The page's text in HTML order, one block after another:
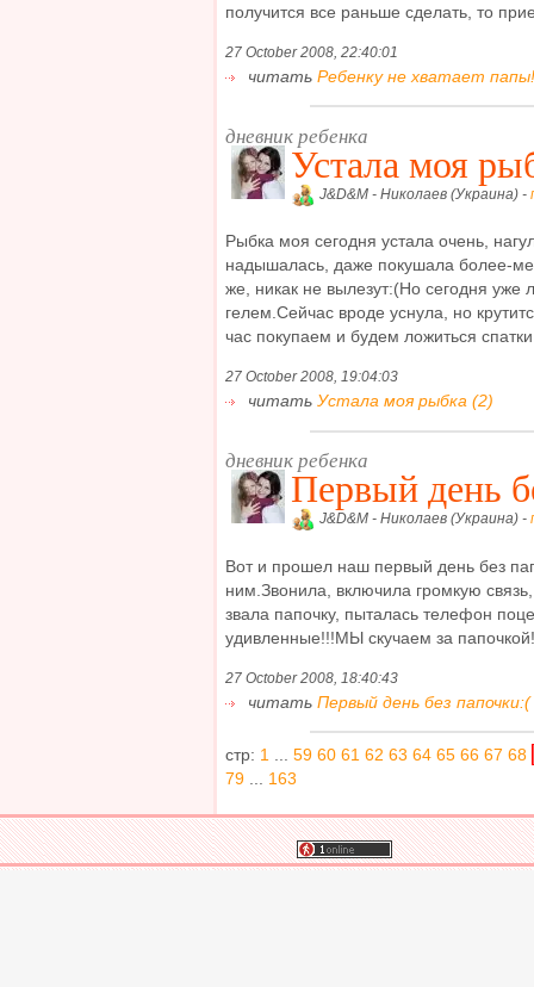
получится все раньше сделать, то
27 October 2008, 22:40:01
читать Ребенку не хватает
дневник ребенка
Устала моя
J&D&M - Николаев (Украина) -
Рыбка моя сегодня устала очень,
надышалась, даже покушала более-
же, никак не вылезут:(Но сегодня уже
гелем.Сейчас вроде уснула, но
час покупаем и будем ложиться
27 October 2008, 19:04:03
читать Устала моя рыбка (2)
дневник ребенка
Первый день
J&D&M - Николаев (Украина) -
Вот и прошел наш первый день без
ним.Звонила, включила громкую
звала папочку, пыталась телефон
удивленные!!!МЫ скучаем за
27 October 2008, 18:40:43
читать Первый день без
стр: 1 59 60 61 62 63 64 65 66 67 68
79
163